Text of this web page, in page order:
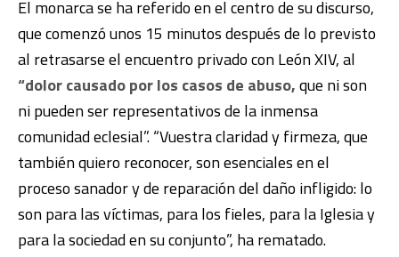
El monarca se ha referido en el centro de su discurso,
que comenzó unos 15 minutos después de lo previsto
al retrasarse el encuentro privado con León XIV, al
“dolor causado por los casos de abuso,que ni son
ni pueden ser representativos de la inmensa
comunidad eclesial”. “Vuestra claridad y firmeza, que
también quiero reconocer, son esenciales en el
proceso sanador y de reparación del daño infligido: lo
son para las víctimas, para los fieles, para la Iglesia y
para la sociedad en su conjunto”, ha rematado.